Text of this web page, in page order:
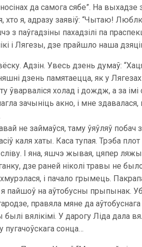
да самога сябе”. На
хто я, адразу заявіў: “Чытаю!
паўгадзіны пахадзілі па
і Лягезы, дзе прайшло наша
Адзін. Увесь дзень думаў:
дзень памятаецца, як у
ўварваліся холад і дождж, а за
зачыніць акно, і мне
не займаўся, таму ўяўляў побач
каля хаты. Каса тупая. Трэба
І яна, яшчэ жывая, цяпер
дзе раней ніколі травы не
і пачало грымець.
я пайшоў на аўтобусны прыпынак.
правяла мяне да
вялікімі. У дарогу Ліда дала
пугачоўскага сонца…